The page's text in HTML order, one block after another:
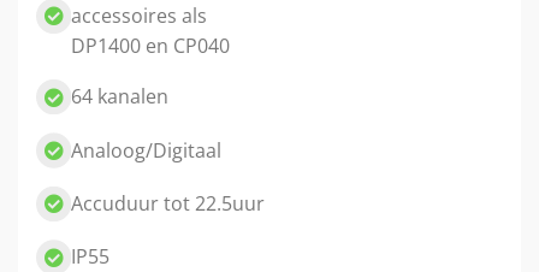
accessoires als
DP1400 en CP040
64 kanalen
Analoog/Digitaal
Accuduur tot 22.5uur
IP55